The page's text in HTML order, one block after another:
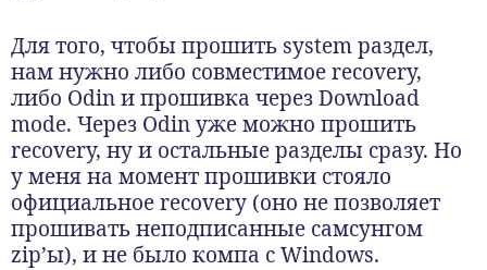
Для того, чтобы прошить system раздел,
нам нужно либо совместимое recovery,
либо Odin и прошивка через Download
mode. Через Odin уже можно прошить
recovery, ну и остальные разделы сразу. Но
у меня на момент прошивки стояло
официальное recovery (оно не позволяет
прошивать неподписанные самсунгом
zip’ы), и не было компа с Windows.